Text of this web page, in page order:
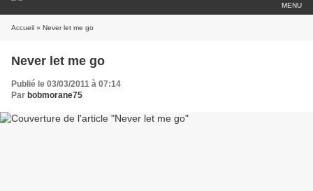
MENU
Accueil » Never let me go
Never let me go
Publié le 03/03/2011 à 07:14
Par bobmorane75